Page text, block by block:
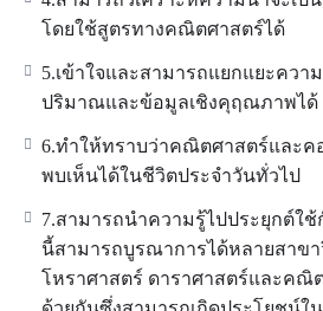
โดยใช้สูตรทางคณิตศาสตร์ได้
5.เข้าใจและสามารถแยกแยะควา
ปริมาณและข้อมูลเชิงคุฤณภาพได้
6.ทำให้ทราบว่าคณิตศาสตร์และค
พบเห็นได้ในชีวิตประจำวันทั่วไป
7.สามารถนำความรู้ไปประยุกต์ใช้
นี้สามารถบูรณาการได้หลายสาข
โหราศาสตร์ ดาราศาสตร์และคณิ